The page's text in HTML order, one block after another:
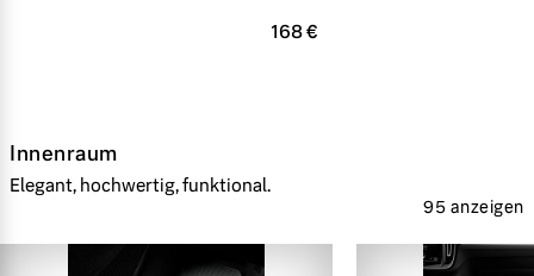
168 €
Innenraum
Elegant, hochwertig, funktional.
95 anzeigen